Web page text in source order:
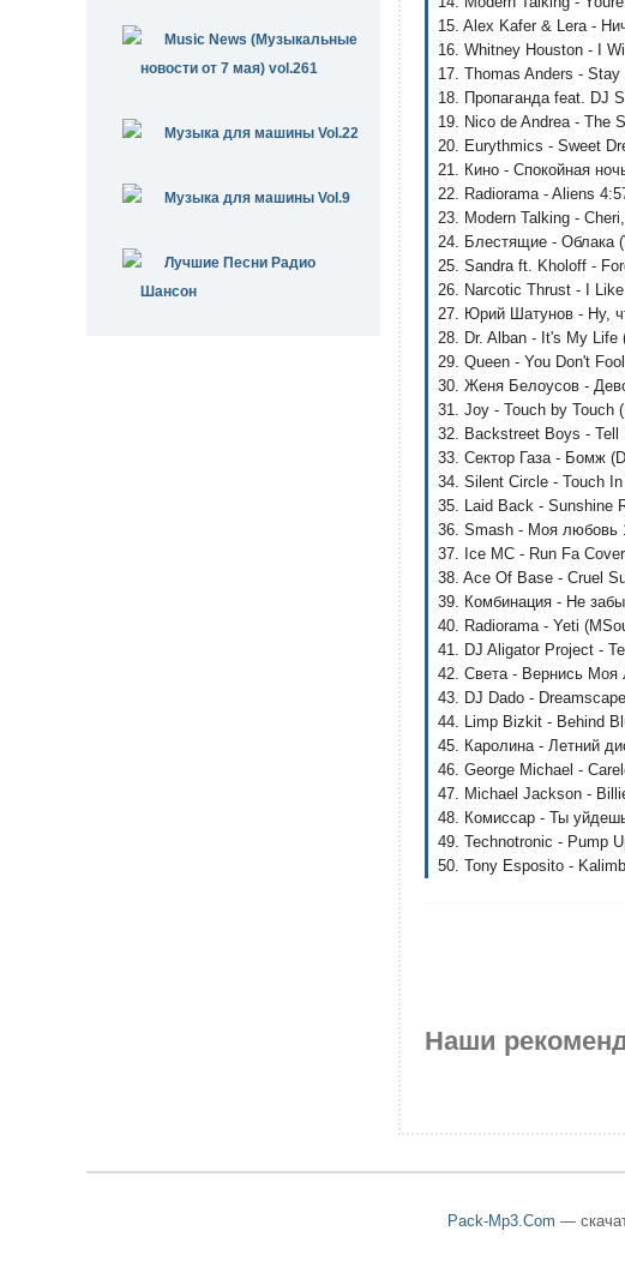
15. Alex Kafer & Lera -
16. Whitney Houston - I
17. Thomas Anders -
18. Пропаганда feat. DJ
19. Nico de Andrea - The
20. Eurythmics - Sweet
21. Кино - Спокойная
22. Radiorama - Aliens
23. Modern Talking -
24. Блестящие - Облака
25. Sandra ft. Kholoff -
26. Narcotic Thrust - I
27. Юрий Шатунов - Ну,
28. Dr. Alban - It's My Life
29. Queen - You Don't
30. Женя Белоусов -
31. Joy - Touch by Touch
32. Backstreet Boys - Tell
33. Сектор Газа - Бомж
34. Silent Circle - Touch
35. Laid Back - Sunshine
36. Smash - Моя любовь
37. Ice MC - Run Fa
38. Ace Of Base - Cruel
39. Комбинация - Не
40. Radiorama - Yeti
41. DJ Aligator Project -
42. Света - Вернись Моя
43. DJ Dado -
44. Limp Bizkit - Behind
45. Каролина - Летний
46. George Michael -
47. Michael Jackson -
48. Комиссар - Ты
49. Technotronic - Pump
50. Tony Esposito -
Наши
Music News (Музыкальные
новости от 7 мая) vol.261
Музыка для машины Vol.22
Музыка для машины Vol.9
Лучшие Песни Радио
Шансон
Pack-Mp3.Com —